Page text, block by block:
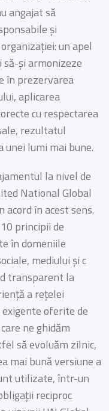
angajat să
și
un apel
să-și armonizeze
în prezervarea
aplicarea
cu respectarea
rezultatul
lumi mai bune.
la nivel de
National Global
acord în acest sens.
principii de
în domeniile
mediului și c
transparent la
a rețelei
oferite de
ne ghidăm
să evoluăm zilnic,
mai bună versiune a
utilizate, într-un
reciproc